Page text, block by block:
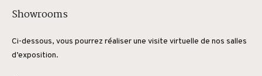
Showrooms
Ci-dessous, vous pourrez réaliser une visite virtuelle de nos salles
d’exposition.